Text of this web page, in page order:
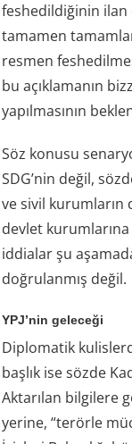
feshedildiğinin
tamamen
resmen
bu açıklamanın
yapılmasının
Söz konusu
SDG’nin değil,
ve sivil kurumların
devlet
iddialar şu
doğrulanmış değil.
YPJ’nin geleceği
Diplomatik
başlık ise sözde
Aktarılan bilgilere
yerine, “terörle